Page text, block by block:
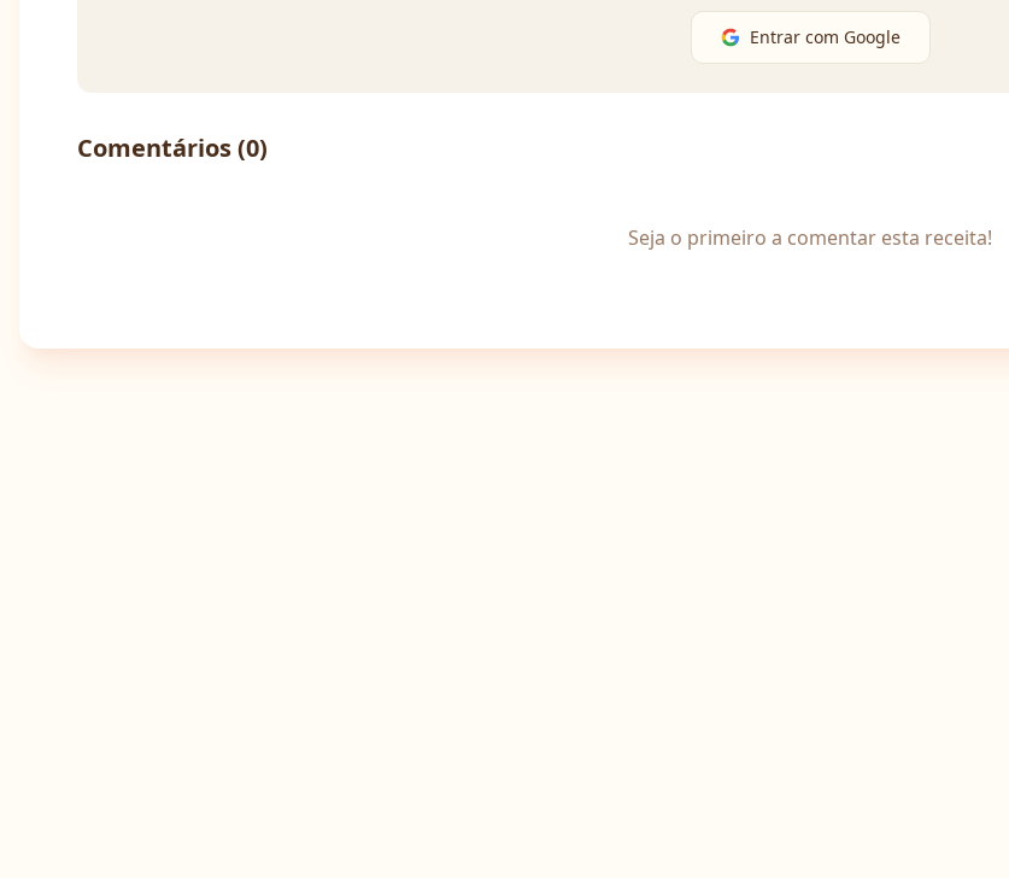
Entrar com Google
Comentários (0)
Seja o primeiro a comentar esta receita!